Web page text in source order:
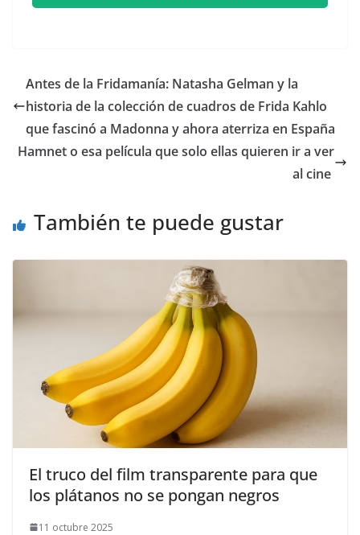
​Antes de la Fridamanía: Natasha Gelman y la
historia de la colección de cuadros de Frida Kahlo
que fascinó a Madonna y ahora aterriza en España
​Hamnet o esa película que solo ellas quieren ir a ver
al cine
También te puede gustar
El truco del film transparente para que
los plátanos no se pongan negros
11 octubre 2025